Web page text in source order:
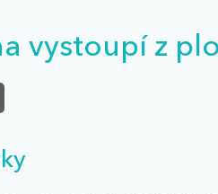
vystoupí z